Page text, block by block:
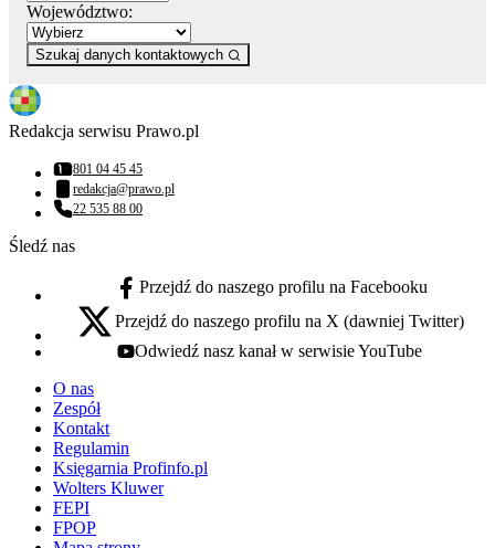
Województwo:
Szukaj danych kontaktowych
Redakcja serwisu Prawo.pl
Numer telefonu:
801 04 45 45
Adres email:
redakcja@prawo.pl
Numer telefonu:
22 535 88 00
Śledź nas
facebook - otwiera się w nowej karcie
Przejdź do naszego profilu na Facebooku
x - otwiera się w nowej karcie
Przejdź do naszego profilu na X (dawniej Twitter)
youtube - otwiera się w nowej karcie
Odwiedź nasz kanał w serwisie YouTube
O nas
Zespół
Kontakt
Regulamin
Księgarnia Profinfo.pl
Wolters Kluwer
FEPI
FPOP